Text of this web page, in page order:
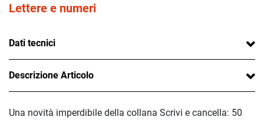
Lettere e numeri
Dati tecnici
Descrizione Articolo
Una novità imperdibile della collana Scrivi e cancella: 50